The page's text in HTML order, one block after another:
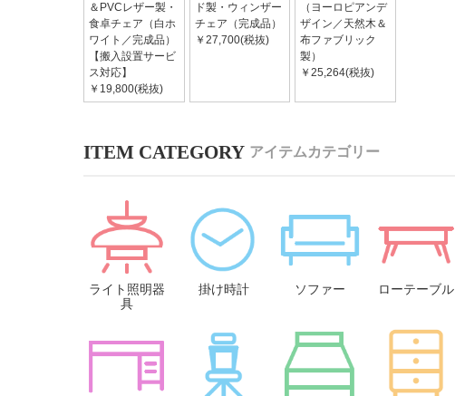
＆PVCレザー製・
食卓チェア（白ホ
ワイト／完成品）
【搬入設置サービ
ス対応】
￥19,800(税抜)
ド製・ウィンザー
チェア（完成品）
￥27,700(税抜)
（ヨーロピアンデ
ザイン／天然木＆
布ファブリック
製）
￥25,264(税抜)
アイテムカテゴリー
ライト照明器
具
掛け時計 ソファー ローテーブル